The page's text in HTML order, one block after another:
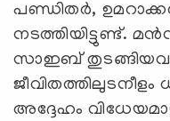
പണ്ഡിതര്‍,
നടത്തിയിട്ടുണ്ട്.
സാഇബ്
അദ്ദേഹം